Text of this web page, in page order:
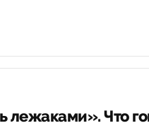
лежаками». Что